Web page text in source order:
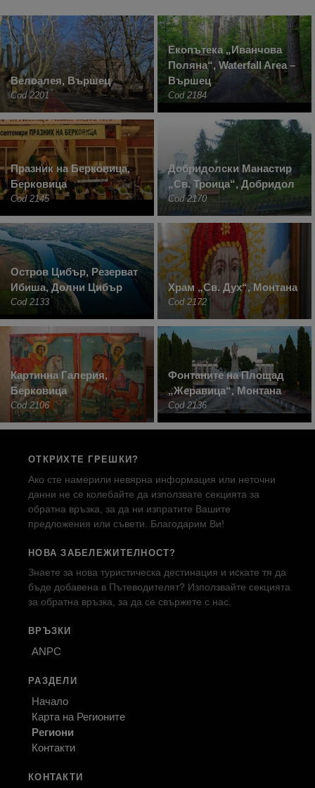
Велоалея, Вършец
Cod 2201
Екопътека „Иванчова
Поляна“, Waterfall Area –
Вършец
Cod 2184
Празник на Берковица,
Берковица
Cod 2145
Добридолски Манастир
„Св. Троица“, Добридол
Cod 2170
Остров Цибър, Резерват
Ибиша, Долни Цибър
Cod 2133
Храм „Св. Дух“, Монтана
Cod 2172
Картинна Галерия,
Берковица
Cod 2106
Фонтаните на Площад
„Жеравица“, Монтана
Cod 2136
ОТКРИХТЕ ГРЕШКИ?
Ако сте намерили невярна информация или неточни
данни не се колебайте да използвате секцията за
обратна връзка, за да ни изпратите Вашите
предложения или съвети. Благодарим Ви!
НОВА ЗАБЕЛЕЖИТЕЛНОСТ?
Знаете за нова туристическа дестинация и искате тя да
бъде добавена в Пътеводителят? Използвайте секцията
за обратна връзка, за да се свържете с нас.
ВРЪЗКИ
ANPC
РАЗДЕЛИ
Начало
Карта на Регионите
Региони
Контакти
КОНТАКТИ